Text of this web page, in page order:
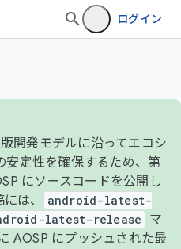
ログイン
開発モデルに沿ってエコシ
安定性を確保するため、第
にソースコードを公開し
は、
android-latest-
latest-release
マ
AOSP にプッシュされた最